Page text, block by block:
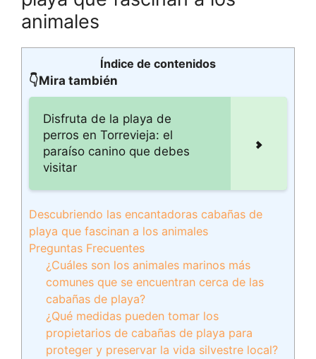
animales
Índice de contenidos
👇Mira también
Disfruta de la playa de
perros en Torrevieja: el
paraíso canino que debes
visitar
Descubriendo las encantadoras cabañas de
playa que fascinan a los animales
Preguntas Frecuentes
¿Cuáles son los animales marinos más
comunes que se encuentran cerca de las
cabañas de playa?
¿Qué medidas pueden tomar los
propietarios de cabañas de playa para
proteger y preservar la vida silvestre local?